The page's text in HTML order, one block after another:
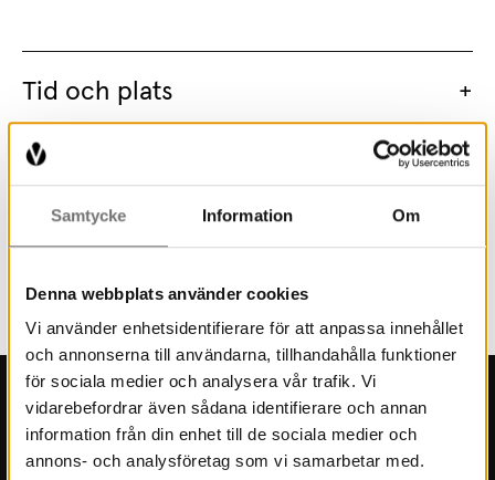
Samtycke Information Om
Denna webbplats använder cookies
Vi använder enhetsidentifierare för att anpassa innehållet
och annonserna till användarna, tillhandahålla funktioner
för sociala medier och analysera vår trafik. Vi
vidarebefordrar även sådana identifierare och annan
information från din enhet till de sociala medier och
annons- och analysföretag som vi samarbetar med.
Tid och plats
Kostnad
Arrangör
Kontakt
Press